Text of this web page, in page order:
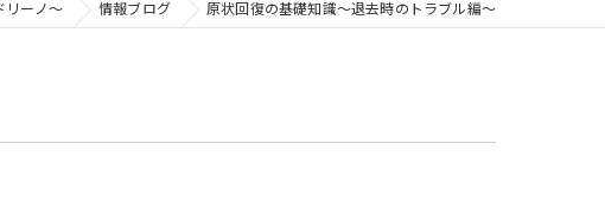
場
リーノ～ 情報ブログ 原状回復の基礎知識～退去時のトラブル編～